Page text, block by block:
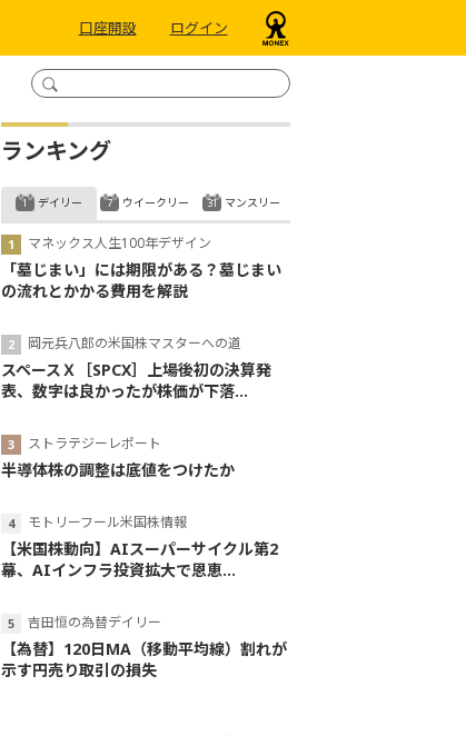
口座開設 ログイン
ランキング
デイリー
マネックス人生100年デザイン
「墓じまい」には期限がある？墓じまい
の流れとかかる費用を解説
岡元兵八郎の米国株マスターへの道
スペースＸ［SPCX］上場後初の決算発
表、数字は良かったが株価が下落...
ストラテジーレポート
半導体株の調整は底値をつけたか
モトリーフール米国株情報
【米国株動向】AIスーパーサイクル第2
幕、AIインフラ投資拡大で恩恵...
吉田恒の為替デイリー
【為替】120日MA（移動平均線）割れが
示す円売り取引の損失
ウイークリー マンスリー